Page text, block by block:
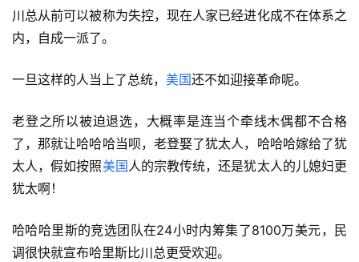
川总从前可以被称为失控，现在人家已经进化成不在体系之
内，自成一派了。
一旦这样的人当上了总统， 美国还不如迎接革命呢。
老登之所以被迫退选，大概率是连当个牵线木偶都不合格
了，那就让哈哈哈当呗，老登娶了犹太人，哈哈哈嫁给了犹
太人，假如按照美国人的宗教传统，还是犹太人的儿媳妇更
犹太啊！
哈哈哈里斯的竞选团队在24小时内筹集了8100万美元，民
调很快就宣布哈里斯比川总更受欢迎。